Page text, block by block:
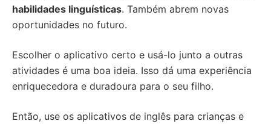
habilidades linguísticas. Também abrem novas
oportunidades no futuro.
Escolher o aplicativo certo e usá-lo junto a outras
atividades é uma boa ideia. Isso dá uma experiência
enriquecedora e duradoura para o seu filho.
Então, use os aplicativos de inglês para crianças e